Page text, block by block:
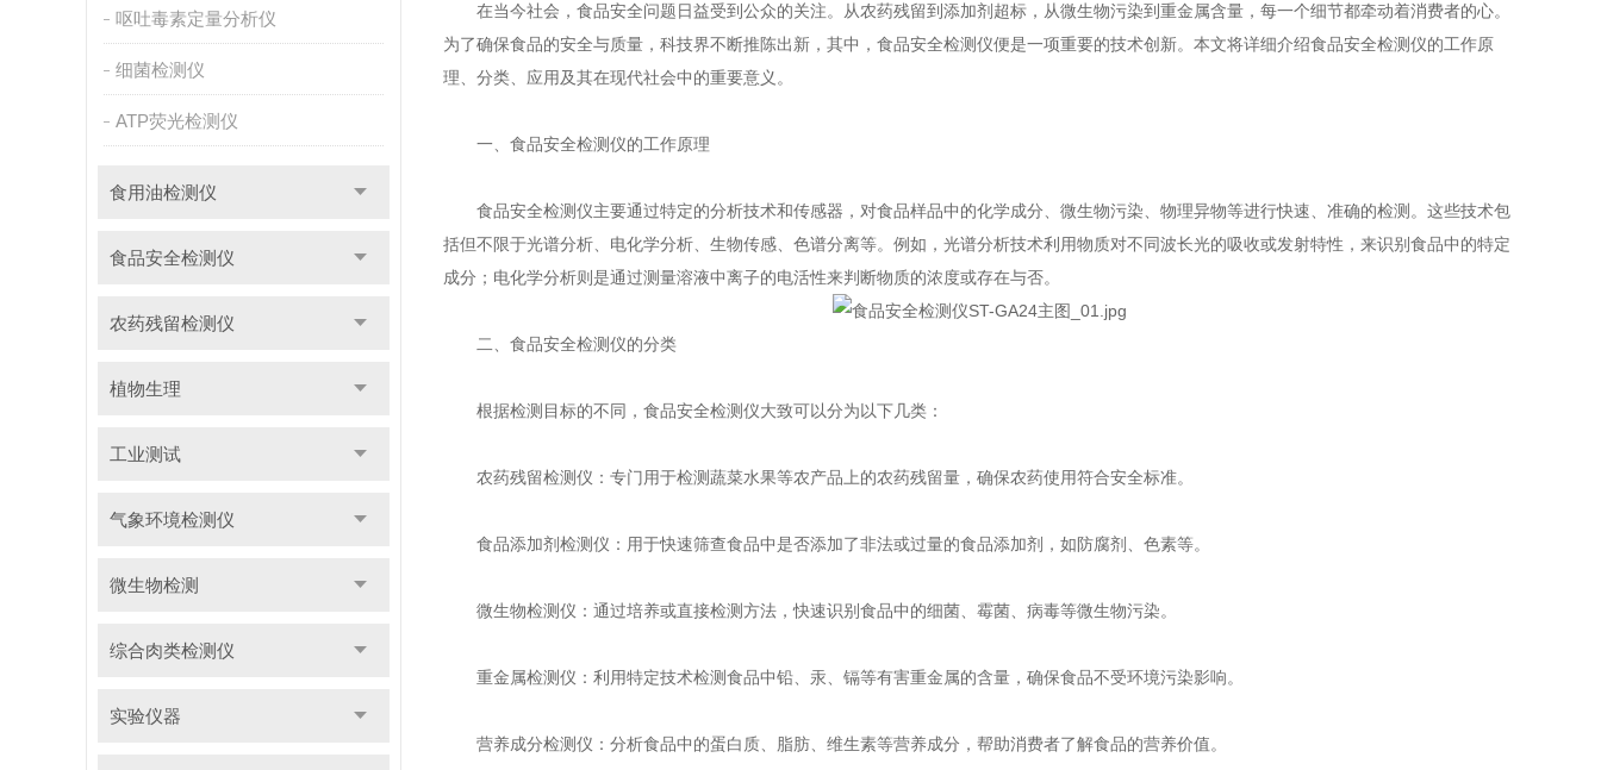
呕吐毒素定量分析仪
细菌检测仪
ATP荧光检测仪
食用油检测仪
食品安全检测仪
农药残留检测仪
植物生理
工业测试
气象环境检测仪
微生物检测
综合肉类检测仪
实验仪器
在当今社会，食品安全问题日益受到公众的关注。从农药残留到添加剂超标，从微生物污染到重金属含量，每一个细节都牵动着消费者的心。
为了确保食品的安全与质量，科技界不断推陈出新，其中，食品安全检测仪便是一项重要的技术创新。本文将详细介绍食品安全检测仪的工作原
理、分类、应用及其在现代社会中的重要意义。
一、食品安全检测仪的工作原理
食品安全检测仪主要通过特定的分析技术和传感器，对食品样品中的化学成分、微生物污染、物理异物等进行快速、准确的检测。这些技术包
括但不限于光谱分析、电化学分析、生物传感、色谱分离等。例如，光谱分析技术利用物质对不同波长光的吸收或发射特性，来识别食品中的特定
成分；电化学分析则是通过测量溶液中离子的电活性来判断物质的浓度或存在与否。
二、食品安全检测仪的分类
根据检测目标的不同，食品安全检测仪大致可以分为以下几类：
农药残留检测仪：专门用于检测蔬菜水果等农产品上的农药残留量，确保农药使用符合安全标准。
食品添加剂检测仪：用于快速筛查食品中是否添加了非法或过量的食品添加剂，如防腐剂、色素等。
微生物检测仪：通过培养或直接检测方法，快速识别食品中的细菌、霉菌、病毒等微生物污染。
重金属检测仪：利用特定技术检测食品中铅、汞、镉等有害重金属的含量，确保食品不受环境污染影响。
营养成分检测仪：分析食品中的蛋白质、脂肪、维生素等营养成分，帮助消费者了解食品的营养价值。